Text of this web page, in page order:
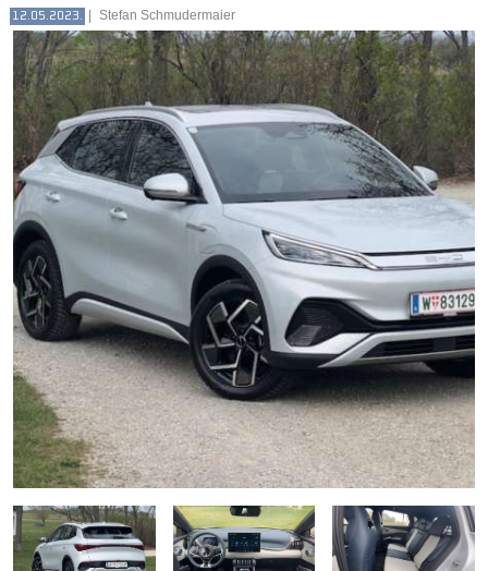
12.05.2023. Stefan Schmudermaier